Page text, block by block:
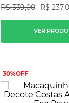
R$ 339,00 R$ 237,
VER
30%